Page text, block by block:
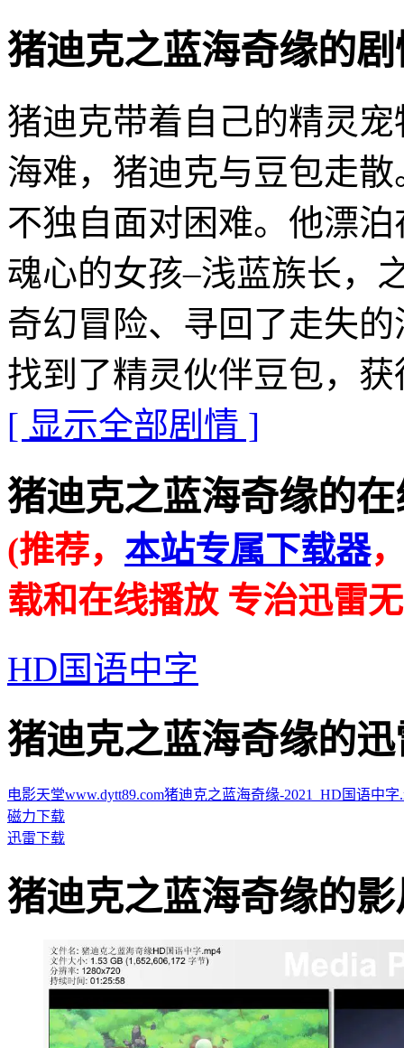
猪迪克之蓝海奇缘的剧
猪迪克带着自己的精灵
海难，猪迪克与豆包走
不独自面对困难。他漂
魂心的女孩–浅蓝族长，
奇幻冒险、寻回了走失
找到了精灵伙伴豆包，
[ 显示全部剧情 ]
猪迪克之蓝海奇缘的在
(推荐， 本站专属下载器
载和在线播放 专治迅雷
HD国语中字
猪迪克之蓝海奇缘的迅
电影天堂www.dytt89.com猪迪克之蓝海奇缘-2021_HD国语中字
磁力下载
迅雷下载
猪迪克之蓝海奇缘的影